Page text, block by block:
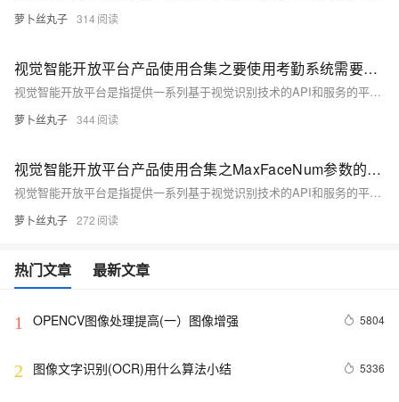
萝卜丝丸子 314
视觉智能开放平台产品使用合集之要使用考勤系统需要接入哪个接口
视觉智能开放平台是指提供一系列基于视觉识别技术的API和服务的平台，这些服务通常包括图像识别、人脸识别、物体检测、文字识别、场景理解等。企业或开发者可以通过调用这些API，快速将视觉智能功能集成到自己的应用或服务中，而无需从零开始研发相关算法和技术。以下是一些常见的视觉智能开放平台产品及其应用场景的概览。
萝卜丝丸子 344
视觉智能开放平台产品使用合集之MaxFaceNum参数的含义是什么
视觉智能开放平台是指提供一系列基于视觉识别技术的API和服务的平台，这些服务通常包括图像识别、人脸识别、物体检测、文字识别、场景理解等。企业或开发者可以通过调用这些API，快速将视觉智能功能集成到自己的应用或服务中，而无需从零开始研发相关算法和技术。以下是一些常见的视觉智能开放平台产品及其应用场景的概览。
萝卜丝丸子 272
热门文章 最新文章
1 OPENCV图像处理提高(一）图像增强 5804
2 图像文字识别(OCR)用什么算法小结 5336